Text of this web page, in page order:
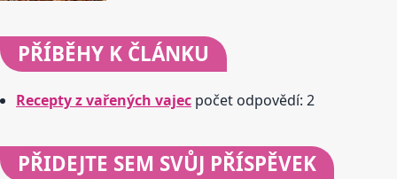
PŘÍBĚHY K ČLÁNKU
Recepty z vařených vajec počet odpovědí: 2
PŘIDEJTE SEM SVŮJ PŘÍSPĚVEK